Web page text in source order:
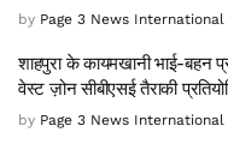
by Page 3 News International
शाहपुरा के कायमखानी भाई-बहन
वेस्ट ज़ोन सीबीएसई तैराकी
by Page 3 News International